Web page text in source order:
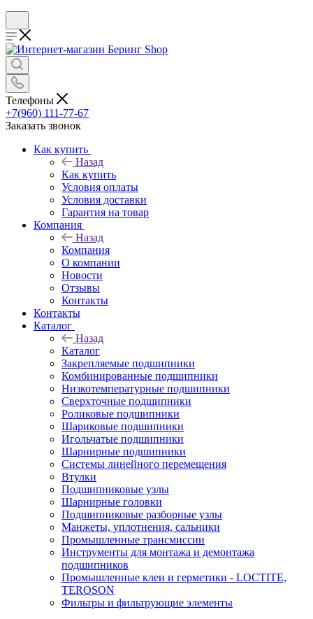
Телефоны
+7(960) 111-77-67
Заказать звонок
Как купить
Назад
Как купить
Условия оплаты
Условия доставки
Гарантия на товар
Компания
Назад
Компания
О компании
Новости
Отзывы
Контакты
Контакты
Каталог
Назад
Каталог
Закрепляемые подшипники
Комбинированные подшипники
Низкотемпературные подшипники
Сверхточные подшипники
Роликовые подшипники
Шариковые подшипники
Игольчатые подшипники
Шарнирные подшипники
Системы линейного перемещения
Втулки
Подшипниковые узлы
Шарнирные головки
Подшипниковые разборные узлы
Манжеты, уплотнения, сальники
Промышленные трансмиссии
Инструменты для монтажа и демонтажа
подшипников
Промышленные клеи и герметики - LOCTITE,
TEROSON
Фильтры и фильтрующие элементы